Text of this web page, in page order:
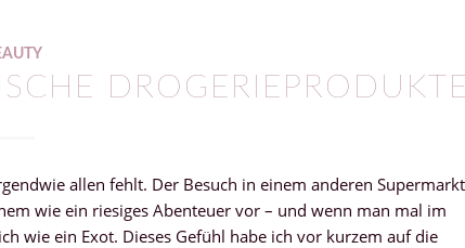
allen fehlt. Der Besuch in einem anderen Supermarkt
wie ein riesiges Abenteuer vor – und wenn man mal im
wie ein Exot. Dieses Gefühl habe ich vor kurzem auf die